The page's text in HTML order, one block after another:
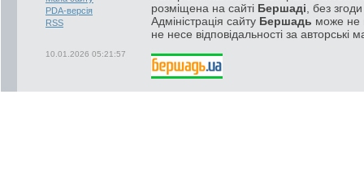
PDA-версія
RSS
10.01.2026 05:21:57
розміщена на сайті Бершаді , без
Адміністрація сайту Бершадь може не
не несе відповідальності за авторські